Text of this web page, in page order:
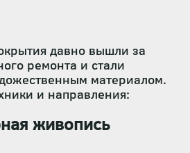
давно вышли за
ремонта и стали
материалом.
и направления:
живопись